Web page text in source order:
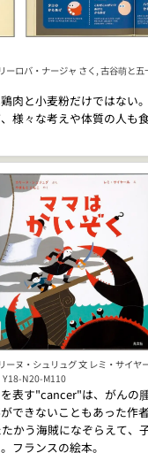
ーロバ・ナージャ さく, 古谷萌と
肉と小麦粉だけではない
様々な考えや体質の人も
ーヌ・シュリュグ 文 レミ・サイヤ
N20-M110
表す"cancer"は、がんの
できないこともあった作
かう海賊になぞらえて、
フランスの絵本。